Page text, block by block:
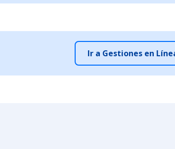
Ir a Gestiones en